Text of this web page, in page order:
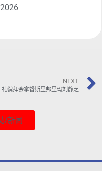
NEXT
礼貌拜会拿督斯里邦里玛刘静芝
/新闻